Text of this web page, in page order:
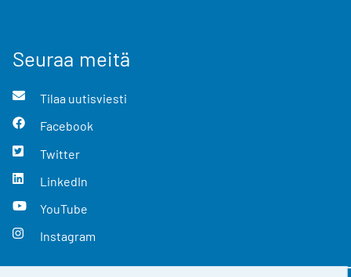
Seuraa meitä
Tilaa uutisviesti
Facebook
Twitter
LinkedIn
YouTube
Instagram